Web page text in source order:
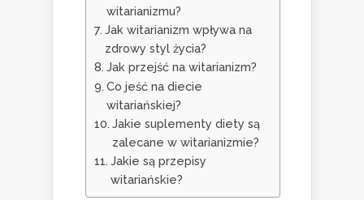
witarianizmu?
Jak witarianizm wpływa na
zdrowy styl życia?
Jak przejść na witarianizm?
Co jeść na diecie
witariańskiej?
Jakie suplementy diety są
zalecane w witarianizmie?
Jakie są przepisy
witariańskie?